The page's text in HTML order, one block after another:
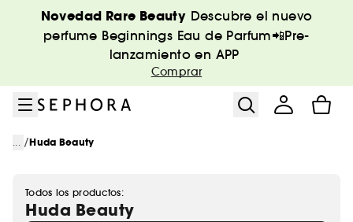
Novedad Rare Beauty Descubre el nuevo
perfume Beginnings Eau de Parfum📲Pre-
lanzamiento en APP
Comprar
... /Huda Beauty
Todos los productos:
Huda Beauty